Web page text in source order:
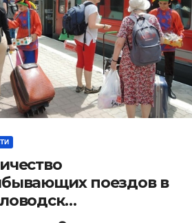
поездов в